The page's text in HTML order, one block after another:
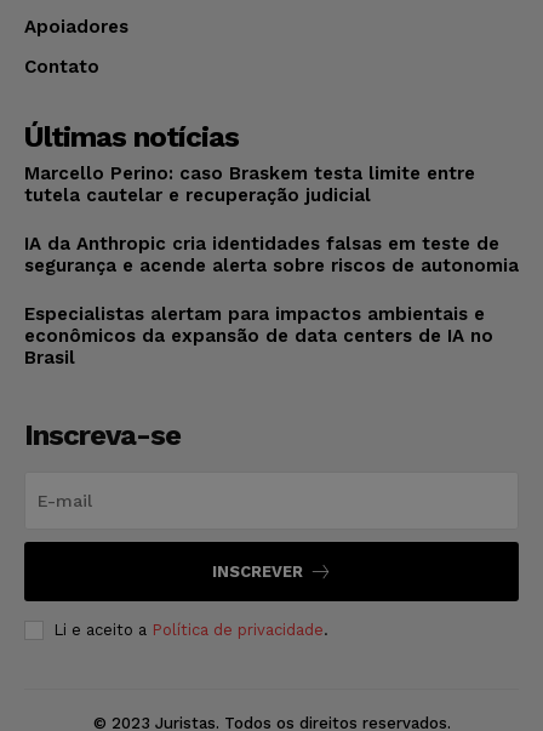
Apoiadores
Contato
Últimas notícias
Marcello Perino: caso Braskem testa limite entre
tutela cautelar e recuperação judicial
IA da Anthropic cria identidades falsas em teste de
segurança e acende alerta sobre riscos de autonomia
Especialistas alertam para impactos ambientais e
econômicos da expansão de data centers de IA no
Brasil
Inscreva-se
INSCREVER
Li e aceito a Política de privacidade.
© 2023 Juristas. Todos os direitos reservados.